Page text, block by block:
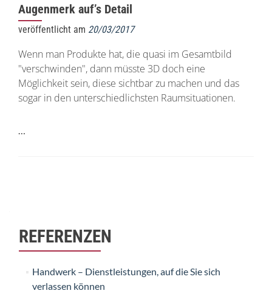
Augenmerk auf’s Detail
veröffentlicht am 20/03/2017
Wenn man Produkte hat, die quasi im Gesamtbild
"verschwinden", dann müsste 3D doch eine
Möglichkeit sein, diese sichtbar zu machen und das
sogar in den unterschiedlichsten Raumsituationen.
…
REFERENZEN
Handwerk – Dienstleistungen, auf die Sie sich
verlassen können